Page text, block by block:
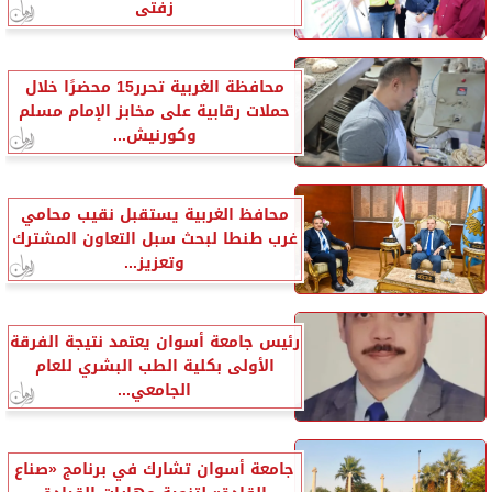
زفتى
محافظة الغربية تحرر15 محضرًا خلال
حملات رقابية على مخابز الإمام مسلم
وكورنيش...
محافظ الغربية يستقبل نقيب محامي
غرب طنطا لبحث سبل التعاون المشترك
وتعزيز...
رئيس جامعة أسوان يعتمد نتيجة الفرقة
الأولى بكلية الطب البشري للعام
الجامعي...
جامعة أسوان تشارك في برنامج «صناع